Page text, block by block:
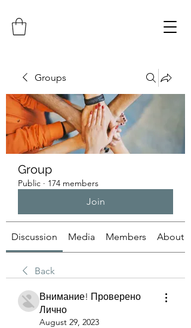
Groups
Group
Public · 174 members
Join
Discussion Media Members About
Back
Внимание! Проверено
Лично
August 29, 2023